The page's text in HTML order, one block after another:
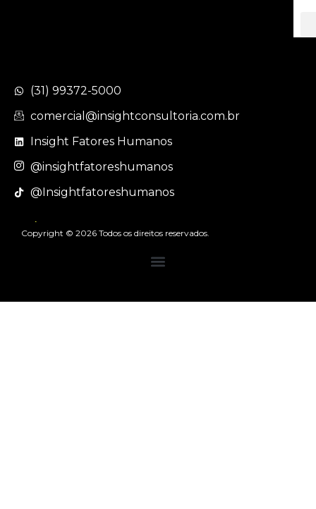
(31) 99372-5000
comercial@insightconsultoria.com.br
Insight Fatores Humanos
@insightfatoreshumanos
@Insightfatoreshumanos
Copyright © 2026 Todos os direitos reservados.